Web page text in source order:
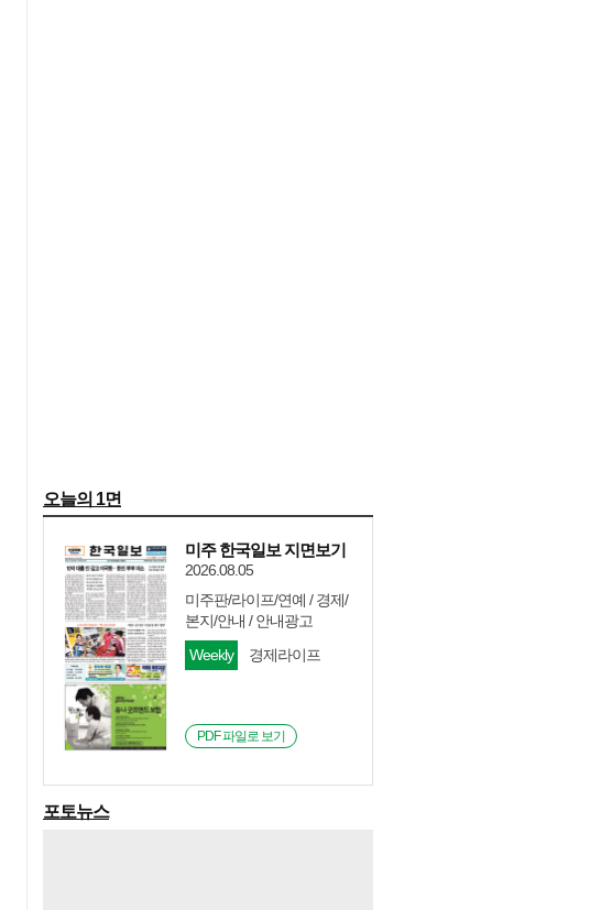
오늘의 1면
미주 한국일보 지면보기
2026.08.05
미주판/라이프/연예 / 경제/
본지/안내 / 안내광고
Weekly
경제라이프
PDF 파일로 보기
포토뉴스